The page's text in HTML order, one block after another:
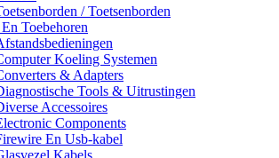
/ Toetsenborden
Toebehoren
Koeling Systemen
& Adapters
Tools & Uitrustingen
Accessoires
Components
En Usb-kabel
Kabels